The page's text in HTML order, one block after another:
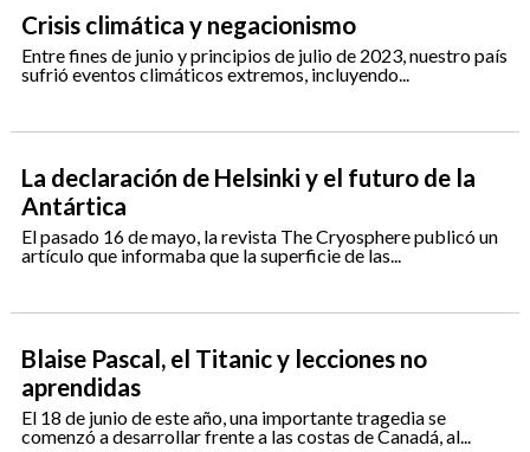
Crisis climática y negacionismo
Entre fines de junio y principios de julio de 2023, nuestro país
sufrió eventos climáticos extremos, incluyendo...
La declaración de Helsinki y el futuro de la
Antártica
El pasado 16 de mayo, la revista The Cryosphere publicó un
artículo que informaba que la superficie de las...
Blaise Pascal, el Titanic y lecciones no
aprendidas
El 18 de junio de este año, una importante tragedia se
comenzó a desarrollar frente a las costas de Canadá, al...